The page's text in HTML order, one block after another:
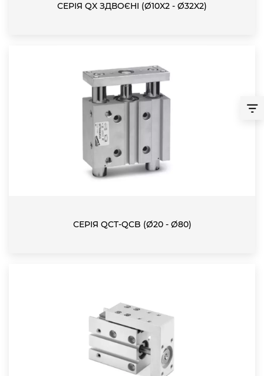
СЕРІЯ QX ЗДВОЄНІ (Ø10X2 - Ø32X2)
СЕРІЯ QCT-QCB (Ø20 - Ø80)